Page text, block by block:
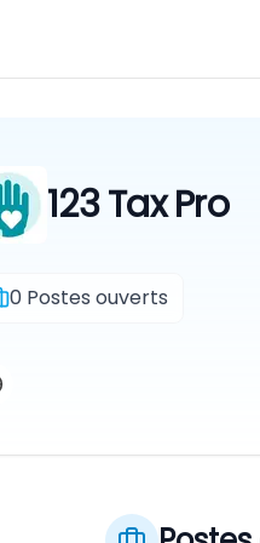
123 Tax Pro
0 Postes ouverts